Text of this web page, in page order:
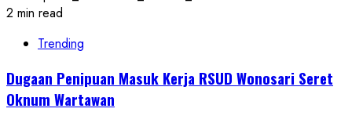
2 min read
Trending
Dugaan Penipuan Masuk Kerja RSUD Wonosari Seret
Oknum Wartawan